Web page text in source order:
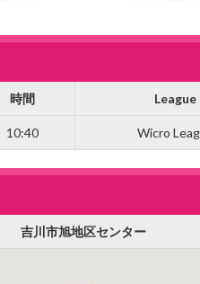
時間 League
10:40 Wicro
吉川市旭地区センター